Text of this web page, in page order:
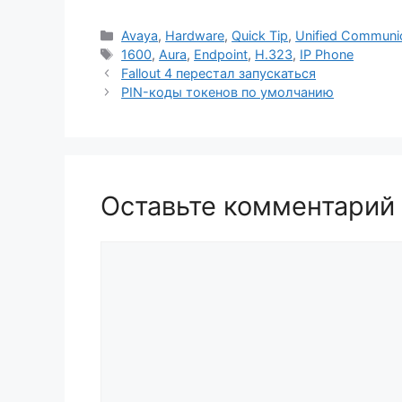
Рубрики
Avaya, Hardware, Quick Tip, Unified
Метки
1600, Aura, Endpoint, H.323, IP Phone
Fallout 4 перестал запускаться
PIN-коды токенов по умолчанию
Оставьте комментарий